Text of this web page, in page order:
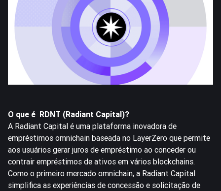
O que é RDNT (Radiant Capital)?
A Radiant Capital é uma plataforma inovadora de
empréstimos omnichain baseada no LayerZero que permite
aos usuários gerar juros de empréstimo ao conceder ou
contrair empréstimos de ativos em vários blockchains.
Como o primeiro mercado omnichain, a Radiant Capital
simplifica as experiências de concessão e solicitação de